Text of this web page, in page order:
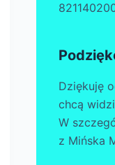
Dziękuję
chcą
W
z Mińska